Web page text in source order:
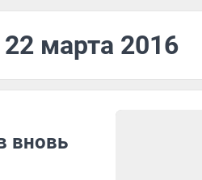
марта 2016
вновь